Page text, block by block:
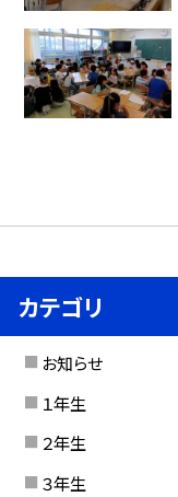
カテゴリ
お知らせ
１年生
２年生
３年生